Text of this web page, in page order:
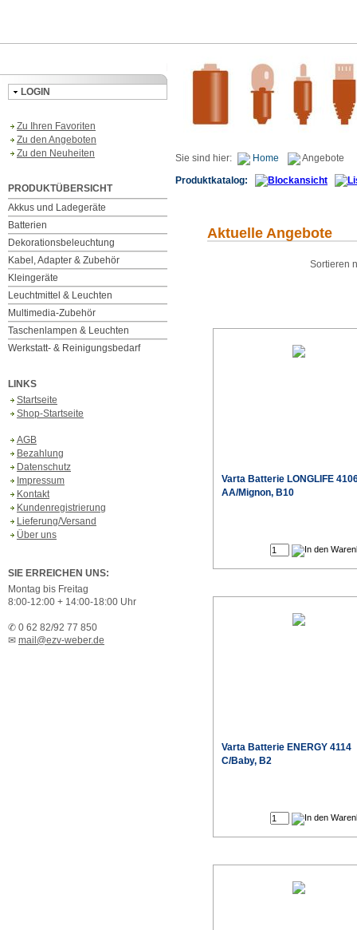
LOGIN
Zu Ihren Favoriten
Zu den Angeboten
Zu den Neuheiten
PRODUKTÜBERSICHT
Akkus und Ladegeräte
Batterien
Dekorationsbeleuchtung
Kabel, Adapter & Zubehör
Kleingeräte
Leuchtmittel & Leuchten
Multimedia-Zubehör
Taschenlampen & Leuchten
Werkstatt- & Reinigungsbedarf
LINKS
Startseite
Shop-Startseite
AGB
Bezahlung
Datenschutz
Impressum
Kontakt
Kundenregistrierung
Lieferung/Versand
Über uns
SIE ERREICHEN UNS:
Montag bis Freitag
8:00-12:00 + 14:00-18:00 Uhr
✆ 0 62 82/92 77 850
✉ mail@ezv-weber.de
Sie sind hier: Home
Angebote
Produktkatalog:
Aktuelle Angebote
Sortieren
Varta Batterie LONGLIFE
AA/Mignon, B10
Varta Batterie ENERGY 4114
C/Baby, B2